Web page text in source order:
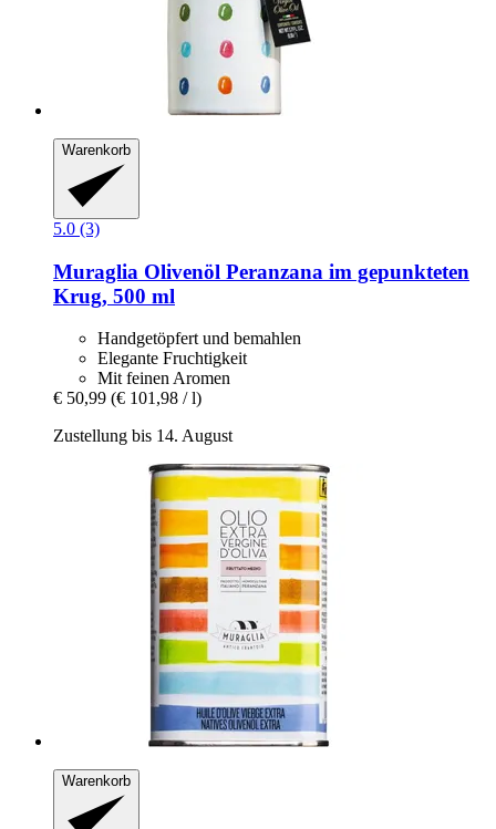
Warenkorb
5.0 (3)
Muraglia Olivenöl Peranzana im gepunkteten
Krug, 500 ml
Handgetöpfert und bemahlen
Elegante Fruchtigkeit
Mit feinen Aromen
€ 50,99 (€ 101,98 / l)
Zustellung bis 14. August
Warenkorb